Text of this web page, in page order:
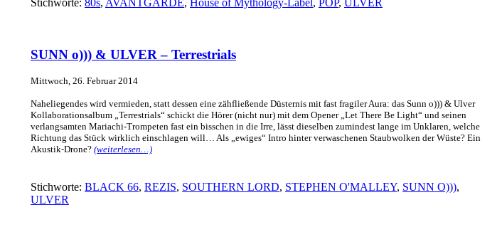
SUNN o))) & ULVER – Terrestrials
Mittwoch, 26. Februar 2014
Naheliegendes wird vermieden, statt dessen eine zähfließende Düsternis mit fast fragiler Aura: das Sunn o))) & Ulver
Kollaborationsalbum „Terrestrials“ schickt die Hörer (nicht nur) mit dem Opener „Let There Be Light“ und seinen
verlangsamten Mariachi-Trompeten fast ein bisschen in die Irre, lässt dieselben zumindest lange im Unklaren, welche
Richtung das Stück wirklich einschlagen will… Als „ewiges“ Intro hinter verwaschenen Staubwolken der Wüste? Ein
Akustik-Drone? (weiterlesen…)
Stichworte: BLACK 66, REZIS, SOUTHERN LORD, STEPHEN O'MALLEY, SUNN O))),
ULVER